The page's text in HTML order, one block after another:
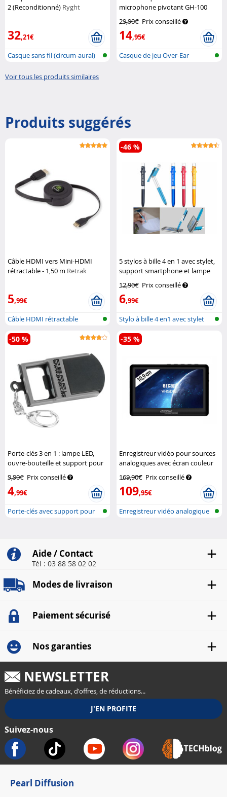
2 (Reconditionné) Ryght
32,21€
Casque sans fil (circum-aural)
microphone pivotant GH-100
29,90€ Prix conseillé
14,95€
Casque de jeu Over-Ear
Voir tous les produits similaires
Produits suggérés
Câble HDMI vers Mini-HDMI
rétractable - 1,50 m Retrak
5,99€
Câble HDMI rétractable
5 stylos à bille 4 en 1 avec stylet,
support smartphone et lampe
12,90€ Prix conseillé
6,99€
-46 %
Stylo à bille 4 en1 avec stylet
Porte-clés 3 en 1 : lampe LED,
ouvre-bouteille et support pour
Pearl
9,90€ Prix conseillé
4,99€
-50 %
Porte-clés avec support pour
Enregistreur vidéo pour sources
analogiques avec écran couleur
169,90€ Prix conseillé
109,95€
-35 %
Enregistreur vidéo analogique
Aide / Contact
Tél : 03 88 58 02 02
Modes de livraison
Paiement sécurisé
Nos garanties
NEWSLETTER
Bénéficiez de cadeaux, d'offres, de réductions...
Suivez-nous
Pearl Diffusion